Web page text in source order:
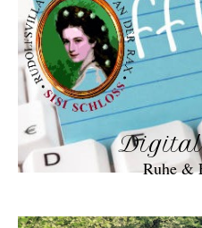
Ruhe &